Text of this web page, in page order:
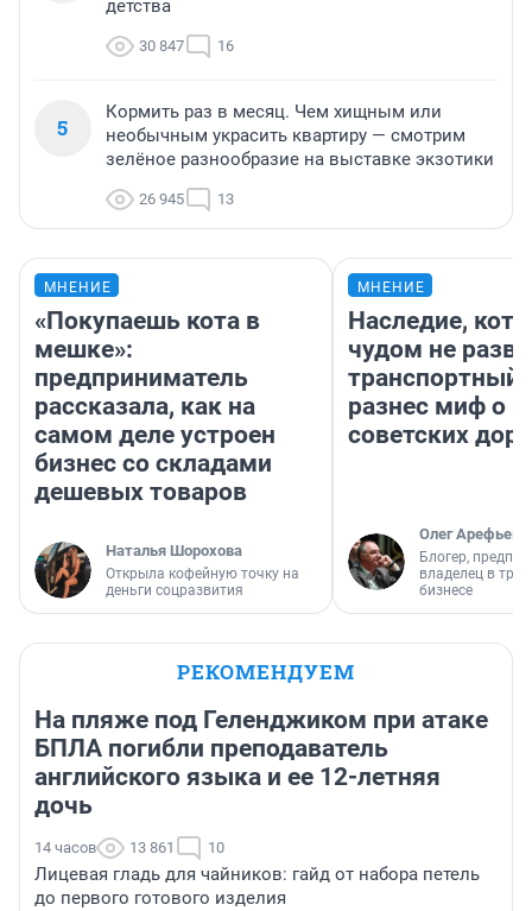
детства
30 847 16
5
Кормить раз в месяц. Чем хищным или
необычным украсить квартиру — смотрим
зелёное разнообразие на выставке экзотики
26 945 13
МНЕНИЕ
«Покупаешь кота в
мешке»:
предприниматель
рассказала, как на
самом деле устроен
бизнес со складами
дешевых товаров
Наталья Шорохова
Открыла кофейную точку на
деньги соцразвития
МНЕНИЕ
Наследие,
чудом не
транспортный
разнес миф о
советских
Олег Арефьев
Блогер,
владелец в
бизнесе
РЕКОМЕНДУЕМ
На пляже под Геленджиком при атаке
БПЛА погибли преподаватель
английского языка и ее 12-летняя
дочь
14 часов 13 861 10
Лицевая гладь для чайников: гайд от набора петель
до первого готового изделия